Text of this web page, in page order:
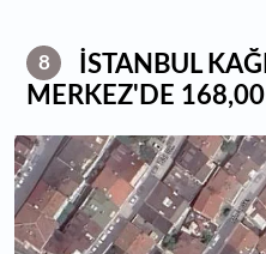
8
İSTANBUL
MERKEZ'DE